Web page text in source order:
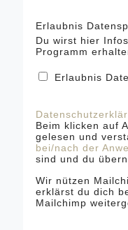
Erlaubnis
Du wirst hier
Programm
Erlaubnis
Beim klicken auf
gelesen und
bei/nach der
sind und du
Wir nützen
erklärst du dich
Mailchimp